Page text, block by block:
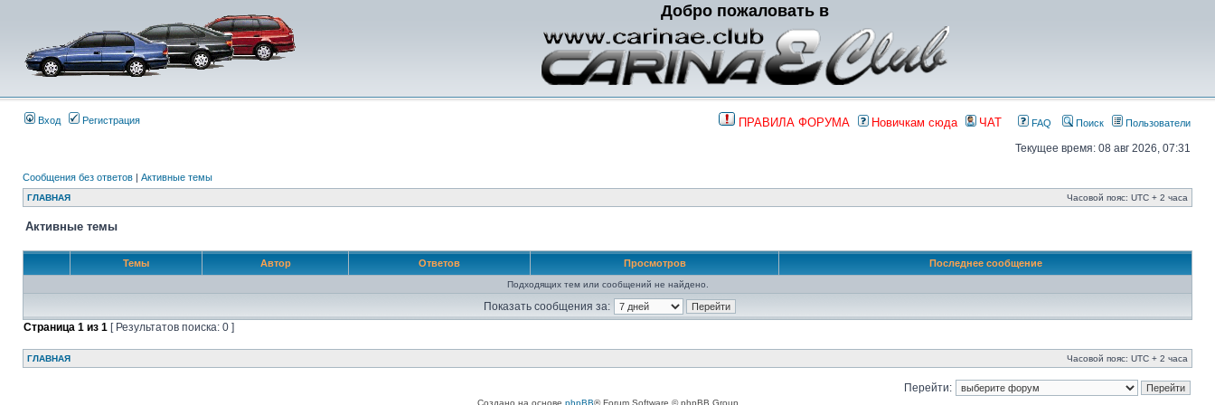
Добро пожаловать в
Вход Регистрация ПРАВИЛА ФОРУМА Новичкам сюда ЧАТ FAQ Поиск Пользователи
Текущее время: 08 авг 2026, 07:31
Сообщения без ответов | Активные темы
ГЛАВНАЯ Часовой пояс: UTC + 2 часа
Активные темы
Темы Автор Ответов Просмотров Последнее сообщение
Подходящих тем или сообщений не найдено.
Показать сообщения за:
Страница 1 из 1 [ Результатов поиска: 0 ]
ГЛАВНАЯ Часовой пояс: UTC + 2 часа
Перейти:
Создано на основе phpBB® Forum Software © phpBB Group